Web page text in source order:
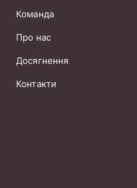
Команда
Про нас
Досягнення
Контакти